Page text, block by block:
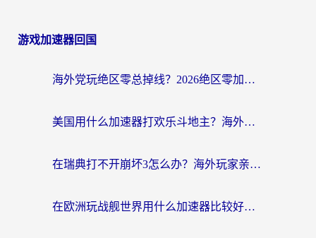
游戏加速器回国
海外党玩绝区零总掉线？2026绝区零加速器推荐+跨平台国服游戏加速攻略
美国用什么加速器打欢乐斗地主？海外党亲测有效的国服游戏加速指南
在瑞典打不开崩坏3怎么办？海外玩家亲测有效的国服游戏加速指南
在欧洲玩战舰世界用什么加速器比较好用？老玩家亲测有效的低延迟方案